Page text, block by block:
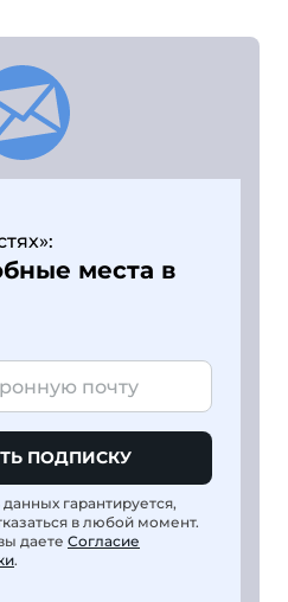
места в
ПОДПИСКУ
гарантируется,
в любой момент.
даете Согласие
.